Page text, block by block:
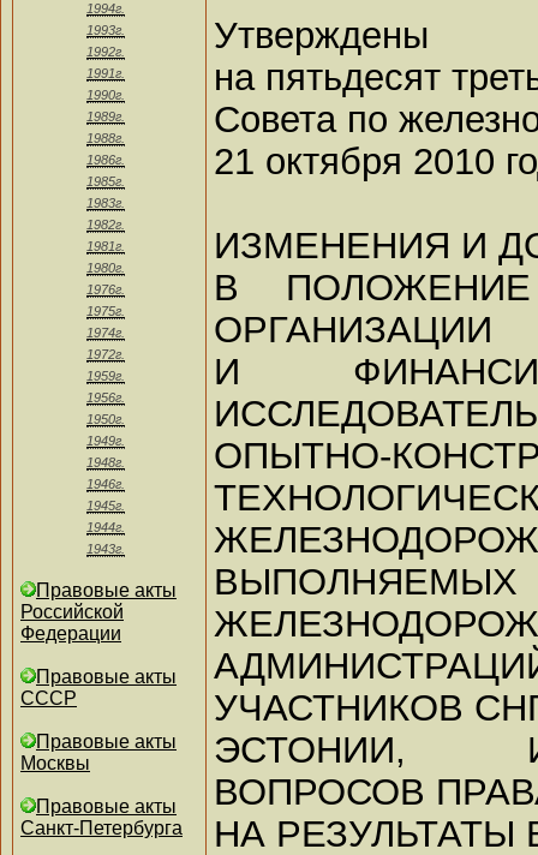
1994г.
1993г.
1992г.
1991г.
1990г.
1989г.
1988г.
1986г.
1985г.
1983г.
1982г.
1981г.
1980г.
1976г.
1975г.
1974г.
1972г.
1959г.
1956г.
1950г.
1949г.
1948г.
1946г.
1945г.
1944г.
1943г.
Правовые акты
Российской
Федерации
Правовые акты
СССР
Правовые акты
Москвы
Правовые акты
Санкт-Петербурга
Утверждены
на пятьдесят
Совета по
21 октября 2010
ИЗМЕНЕНИЯ И
В
ОРГАНИЗАЦИИ
И
ОПЫТНО-
УЧАСТНИКОВ
ЭСТОНИИ,
ВОПРОСОВ
НА